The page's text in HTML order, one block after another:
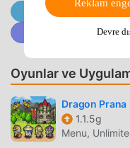
next battle.⏳ Idle
dinos continue to fight,
stronger even when
game experience with
Explore a Living
world filled with
Encounter new
become the ruler of
you want!Play
Oyunlar ve
Dragon Prana
1.1.5g
Menu,
Reklam
Devre